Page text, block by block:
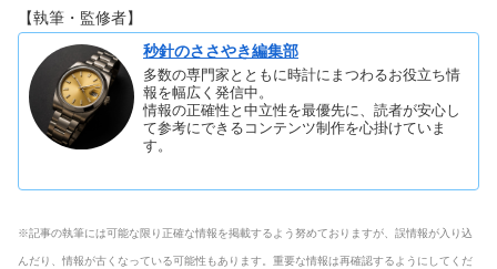
【執筆・監修者】
秒針のささやき編集部
多数の専門家とともに時計にまつわるお役立ち情
報を幅広く発信中。
情報の正確性と中立性を最優先に、読者が安心し
て参考にできるコンテンツ制作を心掛けていま
す。
※記事の執筆には可能な限り正確な情報を掲載するよう努めておりますが、誤情報が入り込
んだり、情報が古くなっている可能性もあります。重要な情報は再確認するようにしてくだ